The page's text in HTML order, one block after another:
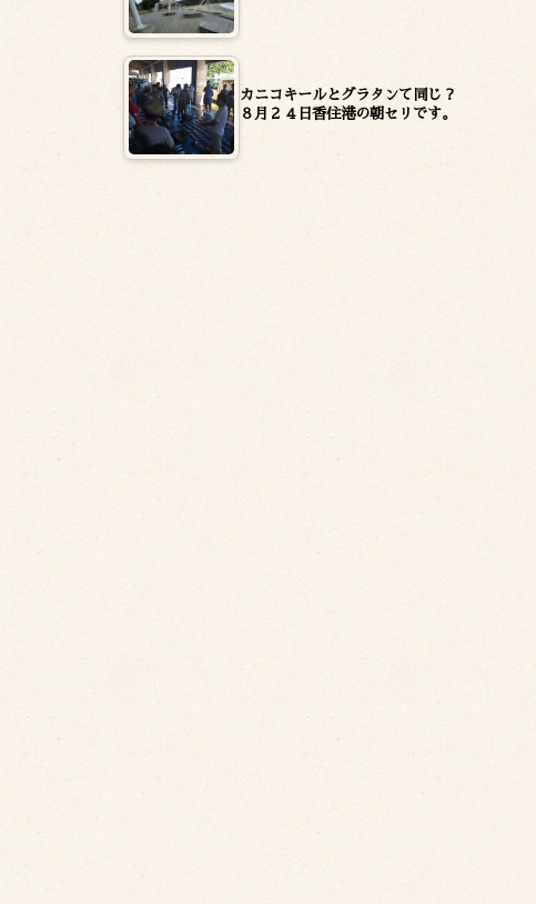
カニコキールとグラタンて同じ？
８月２４日香住港の朝セリです。